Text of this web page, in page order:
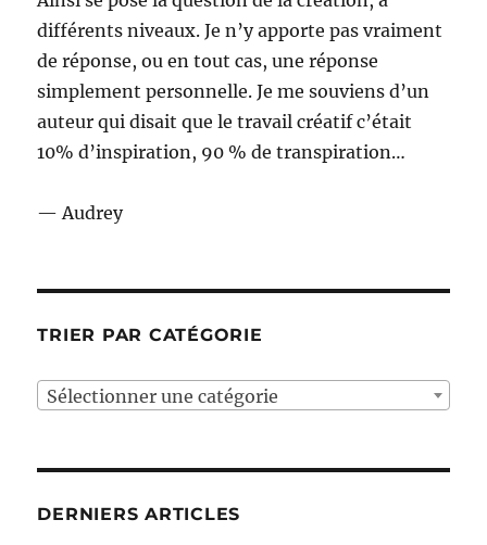
différents niveaux. Je n’y apporte pas vraiment
de réponse, ou en tout cas, une réponse
simplement personnelle. Je me souviens d’un
auteur qui disait que le travail créatif c’était
10% d’inspiration, 90 % de transpiration…
— Audrey
TRIER PAR CATÉGORIE
Sélectionner une catégorie
DERNIERS ARTICLES